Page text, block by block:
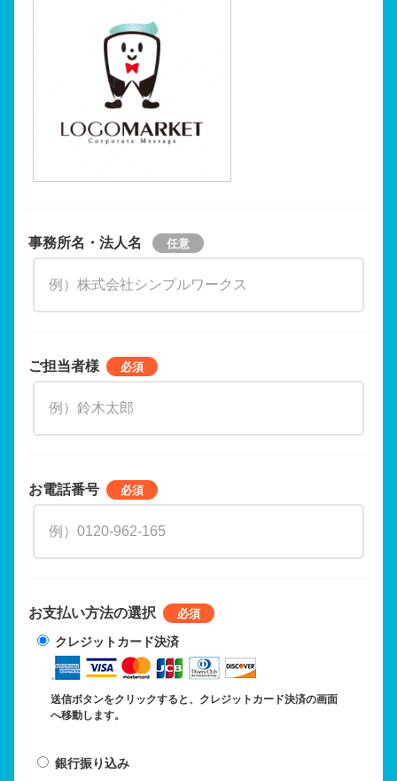
事務所名・法人名
ご担当者様
お電話番号
お支払い方法の選択
クレジットカード決済
送信ボタンをクリックすると、クレジットカード決済の画面
へ移動します。
銀行振り込み